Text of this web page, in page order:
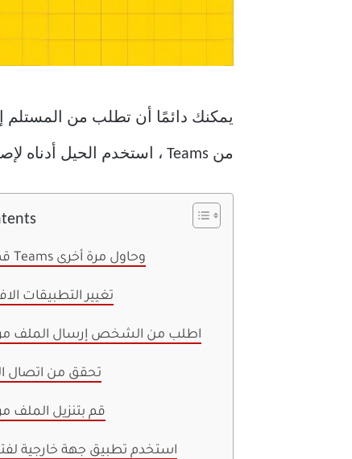
يمكنك دائمًا أن تطلب من المستلم
من Teams ، استخدم الحيل أدناه لإصلاح عدم فتح تطبيق Teams لسطح المكتب للملفات.
1. قم بإنهاء Teams وحاول مرة أخرى
2. تغيير التطبيقات
3. اطلب من الشخص إرسال الملف
4. تحقق من اتصال
5. قم بتنزيل الملف
6. استخدم تطبيق جهة خارجية